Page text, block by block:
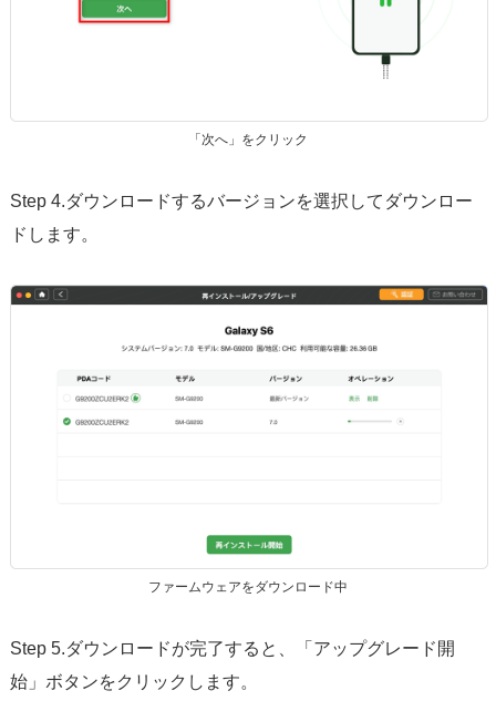
「次へ」をクリック
Step 4.ダウンロードするバージョンを選択してダウンロー
ドします。
ファームウェアをダウンロード中
Step 5.ダウンロードが完了すると、「アップグレード開
始」ボタンをクリックします。